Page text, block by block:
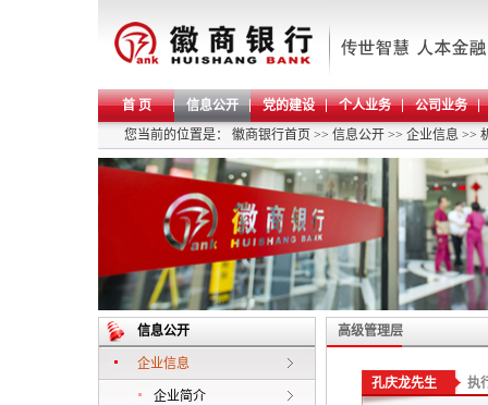
首 页 信息公开 党的建设 个人业务
公司业务
您当前的位置是： 徽商银行首页 >> 信息公开 >> 企业信息 >>
信息公开
企业信息
企业简介
高级管理层
孔庆龙先生 执